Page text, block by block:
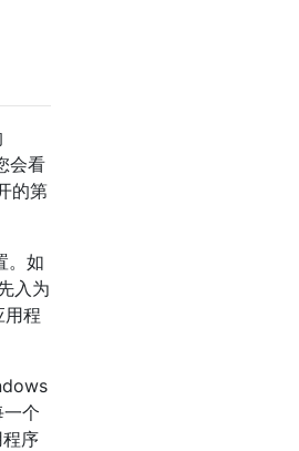
会看
的第
。如
入为
用程
个
序